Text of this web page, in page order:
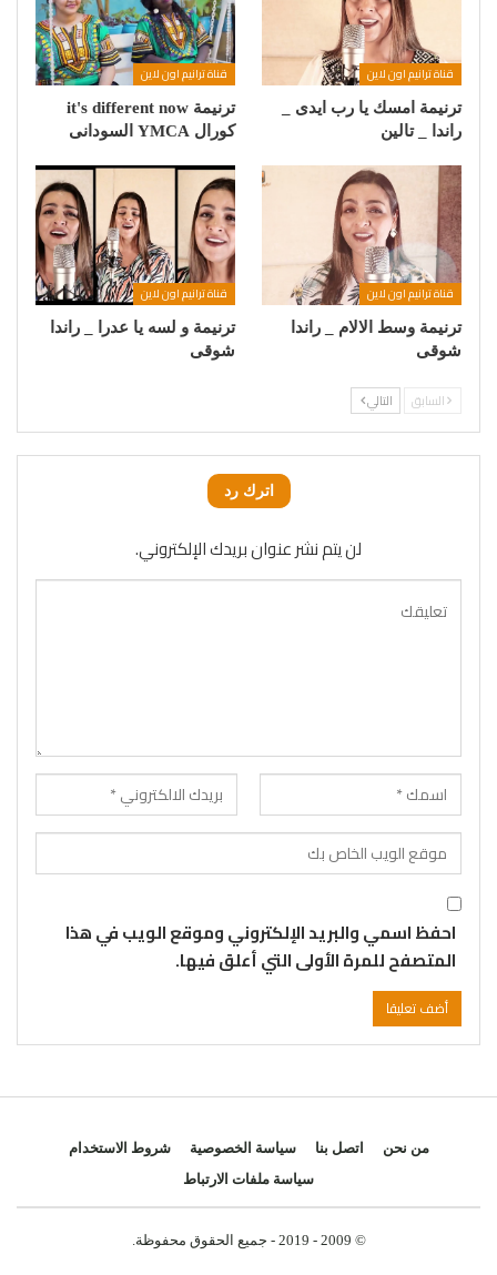
قناة ترانيم اون لاين
ترنيمة امسك يا رب ايدى _
راندا _ تالين
قناة ترانيم اون لاين
ترنيمة it's different now
كورال YMCA السودانى
قناة ترانيم اون لاين
ترنيمة وسط الالام _ راندا
شوقى
قناة ترانيم اون لاين
ترنيمة و لسه يا عدرا _ راندا
شوقى
السابق التالي
اترك رد
لن يتم نشر عنوان بريدك الإلكتروني.
احفظ اسمي والبريد الإلكتروني وموقع الويب في هذا
المتصفح للمرة الأولى التي أعلق فيها.
من نحن اتصل بنا سياسة الخصوصية
شروط الاستخدام
سياسة ملفات الارتباط
© 2009 - 2019 - جميع الحقوق محفوظة.